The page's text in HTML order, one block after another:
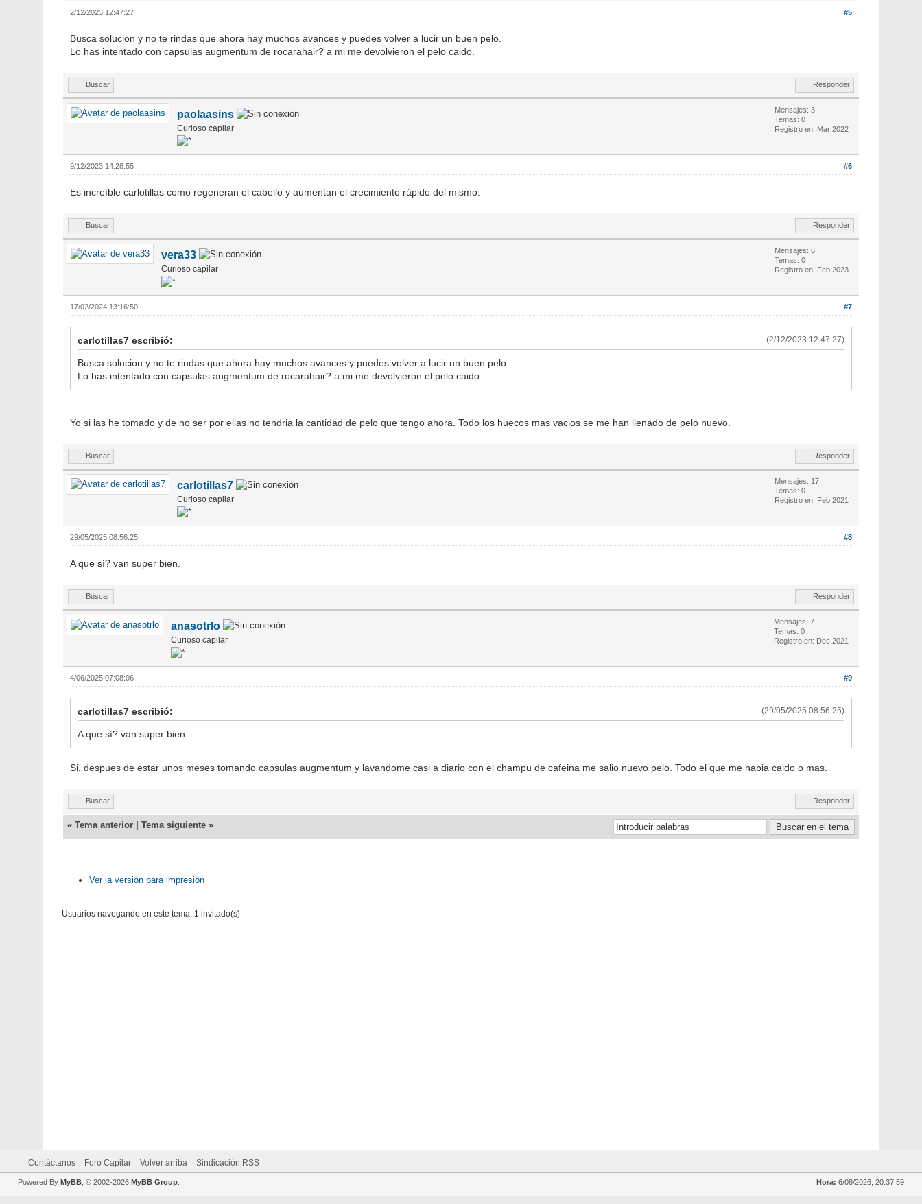
#5
2/12/2023 12:47:27
Busca solucion y no te rindas que ahora hay muchos avances y puedes volver a lucir un buen pelo.
Lo has intentado con capsulas augmentum de rocarahair? a mi me devolvieron el pelo caido.
Buscar Responder
paolaasins
Curioso capilar
Mensajes: 3
Temas: 0
Registro en: Mar 2022
#6
9/12/2023 14:28:55
Es increíble carlotillas como regeneran el cabello y aumentan el crecimiento rápido del mismo.
Buscar Responder
vera33
Curioso capilar
Mensajes: 6
Temas: 0
Registro en: Feb 2023
#7
17/02/2024 13:16:50
(2/12/2023 12:47:27)
carlotillas7 escribió:
Busca solucion y no te rindas que ahora hay muchos avances y puedes volver a lucir un buen pelo.
Lo has intentado con capsulas augmentum de rocarahair? a mi me devolvieron el pelo caido.
Yo si las he tomado y de no ser por ellas no tendria la cantidad de pelo que tengo ahora. Todo los huecos mas vacios se me han llenado de pelo nuevo.
Buscar Responder
carlotillas7
Curioso capilar
Mensajes: 17
Temas: 0
Registro en: Feb 2021
#8
29/05/2025 08:56:25
A que sí? van super bien.
Buscar Responder
anasotrlo
Curioso capilar
Mensajes: 7
Temas: 0
Registro en: Dec 2021
#9
4/06/2025 07:08:06
(29/05/2025 08:56:25)
carlotillas7 escribió:
A que sí? van super bien.
Si, despues de estar unos meses tomando capsulas augmentum y lavandome casi a diario con el champu de cafeina me salio nuevo pelo. Todo el que me habia caido o mas.
Buscar Responder
« Tema anterior Tema siguiente »
Ver la versión para impresión
Usuarios navegando en este tema: 1 invitado(s)
Contáctanos Foro Capilar Volver arriba Sindicación RSS
Hora: 6/08/2026, 20:37:59
Powered By MyBB, © 2002-2026 MyBB Group.